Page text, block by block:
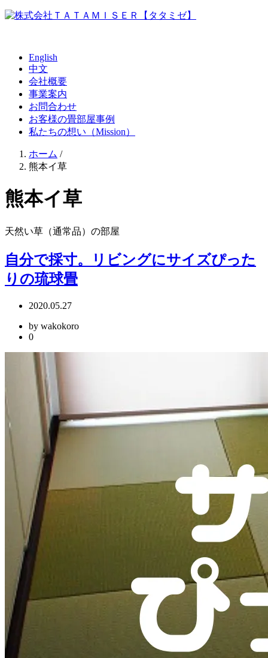
English
中文
会社概要
事業案内
お問合わせ
お客様の畳部屋事例
私たちの想い（Mission）
ホーム /
熊本イ草
熊本イ草
天然い草（通常品）の部屋
自分で採寸。リビングにサイズぴった
りの琉球畳
2020.05.27
by wakokoro
0